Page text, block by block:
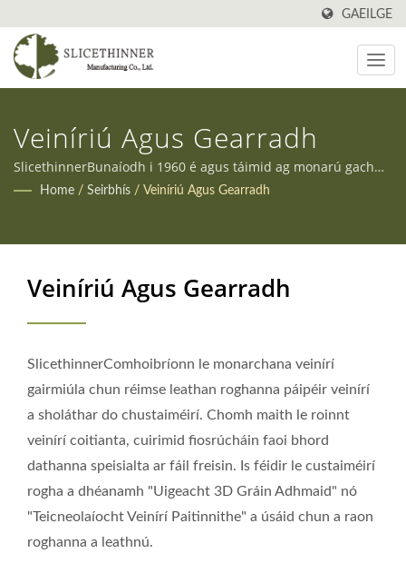
GAEILGE
Veiníriú Agus Gearradh
SlicethinnerBunaíodh i 1960 é agus táimid ag monarú gach
saghas troscáin i Taiwan ó shin i leith. Ina theannta sin,
Home / Seirbhís / Veiníriú Agus Gearradh
Veiníriú Agus Gearradh
SlicethinnerComhoibríonn le monarchana veinírí
gairmiúla chun réimse leathan roghanna páipéir veinírí
a sholáthar do chustaiméirí. Chomh maith le roinnt
veinírí coitianta, cuirimid fiosrúcháin faoi bhord
dathanna speisialta ar fáil freisin. Is féidir le custaiméirí
rogha a dhéanamh "Uigeacht 3D Gráin Adhmaid" nó
"Teicneolaíocht Veinírí Paitinnithe" a úsáid chun a raon
roghanna a leathnú.